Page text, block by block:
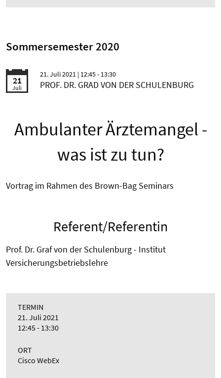
Sommersemester 2020
21
Juli
21. Juli 2021 | 12:45 - 13:30
PROF. DR. GRAD VON DER SCHULENBURG
Ambulanter Ärztemangel -
was ist zu tun?
Vortrag im Rahmen des Brown-Bag Seminars
Referent/Referentin
Prof. Dr. Graf von der Schulenburg - Institut
Versicherungsbetriebslehre
TERMIN
21. Juli 2021
12:45 - 13:30
ORT
Cisco WebEx